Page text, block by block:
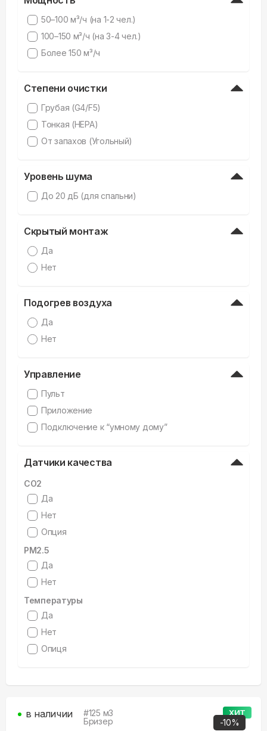
50–100 м³/ч (на 1-2 чел.)
100–150 м³/ч (на 3-4 чел.)
Более 150 м³/ч
Степени очистки
Грубая (G4/F5)
Тонкая (HEPA)
От запахов (Угольный)
Уровень шума
До 20 дБ (для спальни)
Скрытый монтаж
Да
Нет
Подогрев воздуха
Да
Нет
Управление
Пульт
Приложение
Подключение к “умному дому”
Датчики качества
CO2
Да
Нет
Опция
PM2.5
Да
Нет
Температуры
Да
Нет
Опиця
ХИТ
-10%
#125 м3
Бризер
в наличии